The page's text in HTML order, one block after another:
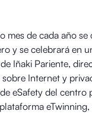
mes de cada año se
y se celebrará en
Iñaki Pariente,
Internet y
eSafety del centro